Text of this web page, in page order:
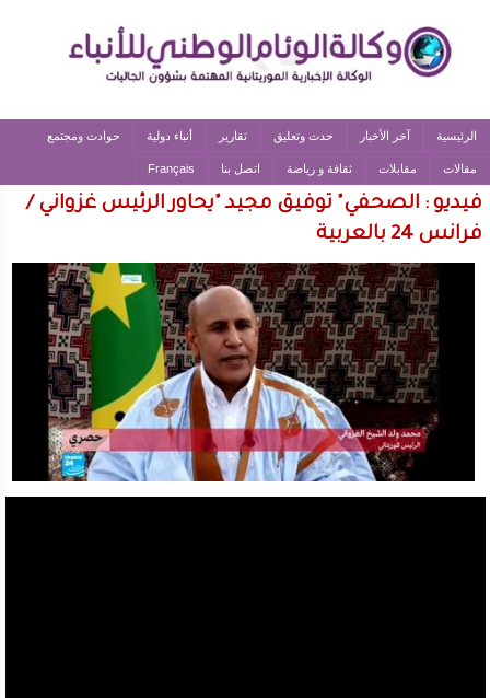
الرئيسية آخر الأخبار حدث وتعليق تقارير أنباء دولية حوادث ومجتمع
مقالات مقابلات ثقافة و رياضة اتصل بنا Français
فيديو : الصحفي" توفيق مجيد "يحاور الرئيس غزواني /
فرانس 24 بالعربية